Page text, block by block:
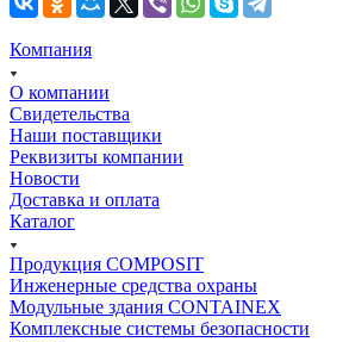
Компания
О компании
Свидетельства
Наши поставщики
Реквизиты компании
Новости
Доставка и оплата
Каталог
Продукция COMPOSIT
Инженерные средства охраны
Модульные здания CONTAINEX
Комплексные системы безопасности